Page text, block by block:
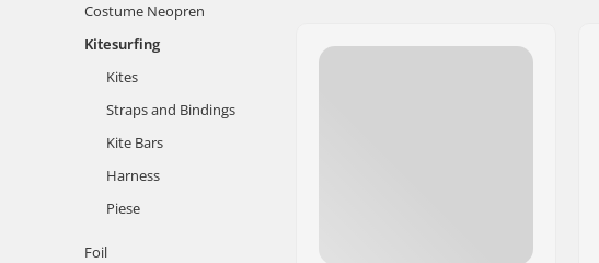
Costume Neopren
Kitesurfing
Kites
Straps and Bindings
Kite Bars
Harness
Piese
Foil